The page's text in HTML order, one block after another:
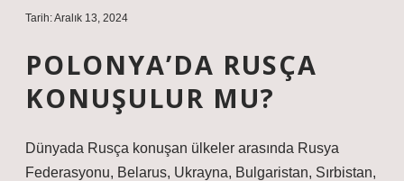
Tarih: Aralık 13, 2024
POLONYA’DA RUSÇA
KONUŞULUR MU?
Dünyada Rusça konuşan ülkeler arasında Rusya
Federasyonu, Belarus, Ukrayna, Bulgaristan, Sırbistan,